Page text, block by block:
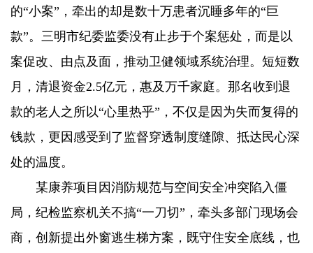
的“小案”，牵出的却是数十万患者沉睡多年的“巨
款”。三明市纪委监委没有止步于个案惩处，而是以
案促改、由点及面，推动卫健领域系统治理。短短数
月，清退资金2.5亿元，惠及万千家庭。那名收到退
款的老人之所以“心里热乎”，不仅是因为失而复得的
钱款，更因感受到了监督穿透制度缝隙、抵达民心深
处的温度。
某康养项目因消防规范与空间安全冲突陷入僵
局，纪检监察机关不搞“一刀切”，牵头多部门现场会
商，创新提出外窗逃生梯方案，既守住安全底线，也